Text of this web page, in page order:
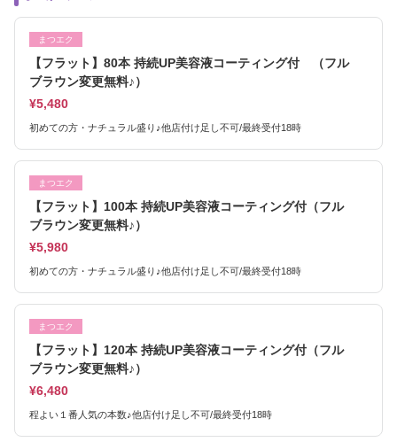
まつエク
【フラット】80本 持続UP美容液コーティング付 （フル
ブラウン変更無料♪）
¥5,480
初めての方・ナチュラル盛り♪他店付け足し不可/最終受付18時
まつエク
【フラット】100本 持続UP美容液コーティング付（フル
ブラウン変更無料♪）
¥5,980
初めての方・ナチュラル盛り♪他店付け足し不可/最終受付18時
まつエク
【フラット】120本 持続UP美容液コーティング付（フル
ブラウン変更無料♪）
¥6,480
程よい１番人気の本数♪他店付け足し不可/最終受付18時